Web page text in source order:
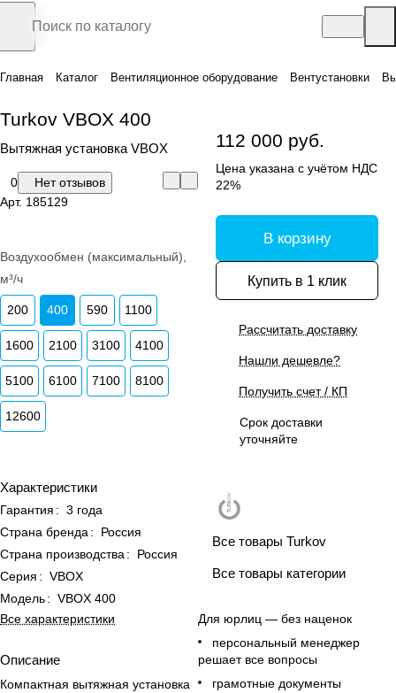
Главная Каталог Вентиляционное оборудование Вентустановки
Turkov VBOX 400
Вытяжная установка VBOX
0
Нет отзывов
Арт. 185129
Воздухообмен (максимальный),
м³/ч
200 400 590 1100
1600 2100 3100 4100
5100 6100 7100 8100
12600
Характеристики
Гарантия : 3 года
Страна бренда :
Россия
Страна производства :
Россия
Серия : VBOX
Модель: VBOX 400
Все характеристики
Описание
Компактная вытяжная установка
112 000 руб.
Цена указана с учётом НДС
22%
В корзину
Купить в 1 клик
Рассчитать доставку
Нашли дешевле?
Получить счет / КП
Срок доставки
уточняйте
Все товары Turkov
Все товары категории
Для юрлиц — без наценок
персональный менеджер
решает все вопросы
грамотные документы